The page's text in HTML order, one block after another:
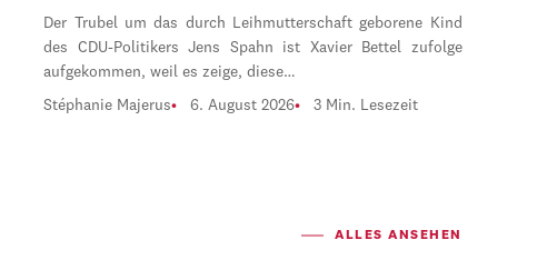
Der Trubel um das durch Leihmutterschaft geborene Kind
des CDU-Politikers Jens Spahn ist Xavier Bettel zufolge
aufgekommen, weil es zeige, diese…
Stéphanie Majerus 6. August 2026 3 Min. Lesezeit
ALLES ANSEHEN